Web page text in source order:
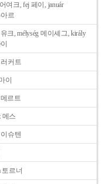
여크, fej 페이, január
르
크, mélység 메이셰그, király
러커트
이
메르트
메스
이슈텐
토르너